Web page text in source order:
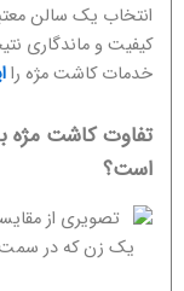
انتخاب یک سالن
کیفیت و ماندگاری
خدمات کاشت مژه را
تفاوت کاشت مژه
است؟